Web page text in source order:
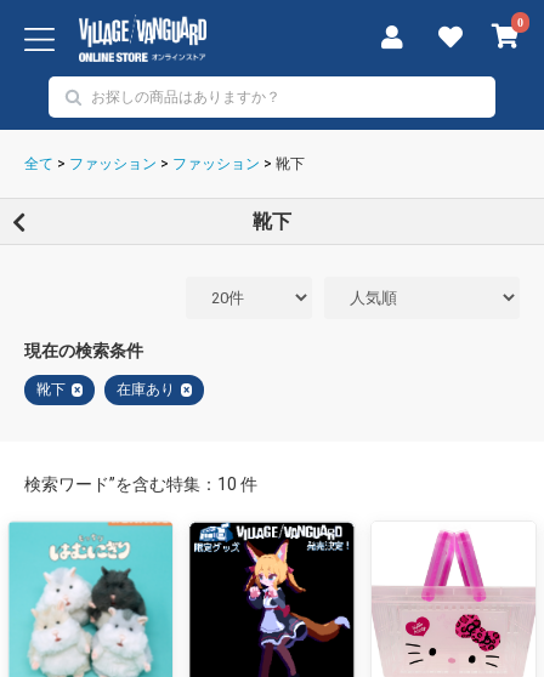
0
全て > ファッション > ファッション > 靴下
靴下
現在の検索条件
靴下 × 在庫あり ×
検索ワード”を含む特集：10 件